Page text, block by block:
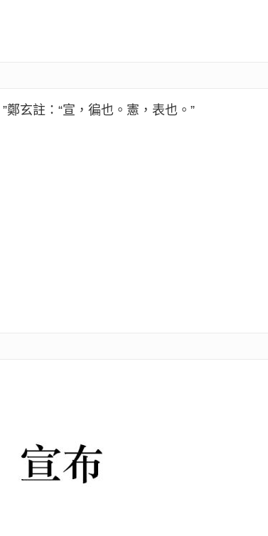
鄭玄註：“宣，徧也。憲，表也。”